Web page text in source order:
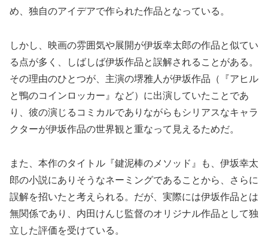
め、独自のアイデアで作られた作品となっている。
しかし、映画の雰囲気や展開が伊坂幸太郎の作品と似てい
る点が多く、しばしば伊坂作品と誤解されることがある。
その理由のひとつが、主演の堺雅人が伊坂作品（『アヒル
と鴨のコインロッカー』など）に出演していたことであ
り、彼の演じるコミカルでありながらもシリアスなキャラ
クターが伊坂作品の世界観と重なって見えるためだ。
また、本作のタイトル『鍵泥棒のメソッド』も、伊坂幸太
郎の小説にありそうなネーミングであることから、さらに
誤解を招いたと考えられる。だが、実際には伊坂作品とは
無関係であり、内田けんじ監督のオリジナル作品として独
立した評価を受けている。